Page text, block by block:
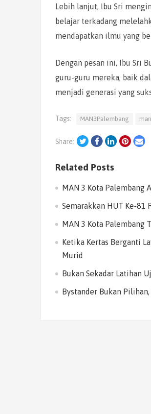
Lebih lanjut, Ibu Sri
belajar terkadang
mendapatkan ilmu yang
Dengan pesan ini, Ibu Sri
guru-guru mereka, baik
menjadi generasi yang
Tags: MAN3Palembang
Share: TwitterFacebook
LinkedIn
Related Posts
MAN 3 Kota Palembang
Semarakkan HUT Ke-81
MAN 3 Kota Palembang
Ketika Kertas Berganti
Murid
Bukan Sekadar Latihan
Bystander Bukan